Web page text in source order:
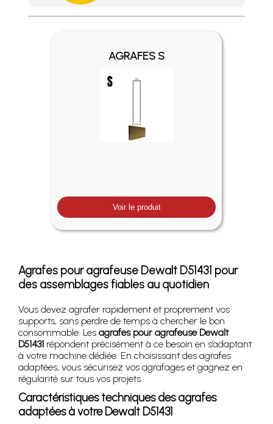
Profitez des Frais de port offerts en France
AGRAFES S
Voir le produit
Agrafes pour agrafeuse Dewalt D51431 pour
des assemblages fiables au quotidien
Vous devez agrafer rapidement et proprement vos
supports, sans perdre de temps à chercher le bon
consommable. Les agrafes pour agrafeuse Dewalt
D51431 répondent précisément à ce besoin en s’adaptant
à votre machine dédiée. En choisissant des agrafes
adaptées, vous sécurisez vos agrafages et gagnez en
régularité sur tous vos projets.
Caractéristiques techniques des agrafes
adaptées à votre Dewalt D51431